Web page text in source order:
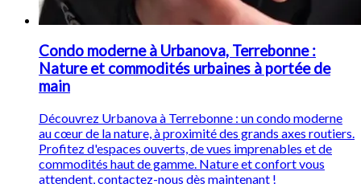
Condo moderne à Urbanova, Terrebonne :
Nature et commodités urbaines à portée de
main
Découvrez Urbanova à Terrebonne : un condo moderne
au cœur de la nature, à proximité des grands axes routiers.
Profitez d'espaces ouverts, de vues imprenables et de
commodités haut de gamme. Nature et confort vous
attendent, contactez-nous dès maintenant !